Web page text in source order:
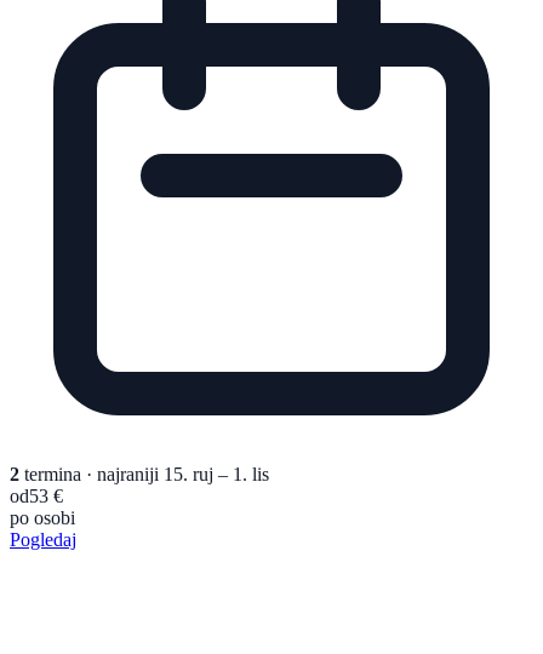
2 termina · najraniji 15. ruj – 1. lis
od53 €
po osobi
Pogledaj